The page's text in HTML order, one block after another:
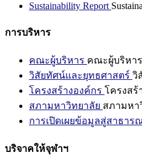
Sustainability Report
การบริหาร
คณะผู้บริหาร คณะผู้บริหาร
วิสัยทัศน์และยุทธศาสตร์ วิ
โครงสร้างองค์กร โครงสร้
สภามหาวิทยาลัย สภามหา
การเปิดเผยข้อมูลสู่สาธาร
บริจาคให้จุฬาฯ